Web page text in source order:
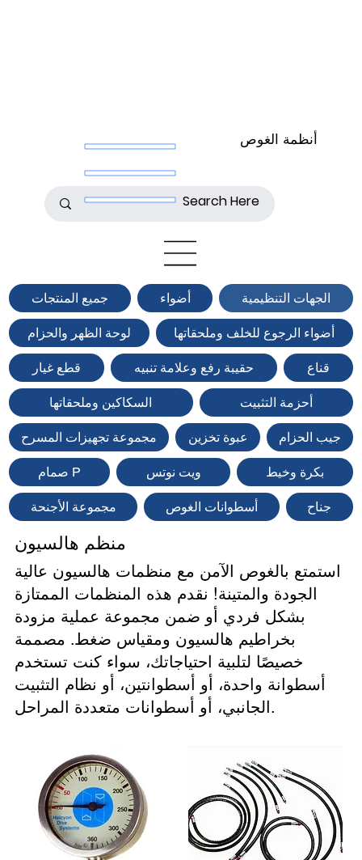
أنظمة الغوص
جميع المنتجات أضواء الجهات التنظيمية
لوحة الظهر والحزام أضواء الرجوع للخلف وملحقاتها
قطع غيار حقيبة رفع وعلامة تنبيه قناع
السكاكين وملحقاتها أحزمة التثبيت
مجموعة تجهيزات المسرح عبوة تخزين جيب الحزام
صمام P ويت نوتس بكرة وخيط
مجموعة الأجنحة أسطوانات الغوص جناح
منظم هالسيون
استمتع بالغوص الآمن مع منظمات هالسيون عالية
الجودة والمتينة! نقدم هذه المنظمات الممتازة
بشكل فردي أو ضمن مجموعة عملية مزودة
بخراطيم هالسيون ومقياس ضغط. مصممة
خصيصًا لتلبية احتياجاتك، سواء كنت تستخدم
أسطوانة واحدة، أو أسطوانتين، أو نظام التثبيت
الجانبي، أو أسطوانات متعددة المراحل.